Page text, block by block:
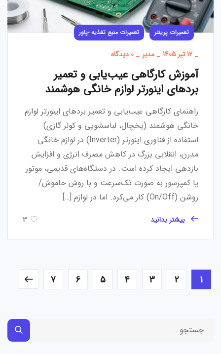
تعمیرات پرینتر تعمیرات منبع تغذیه -پاور
_ 12 تیر 1405 _ مدیر _ 0 دیدگاه
آموزش کارگاهی عیب‌یابی و تعمیر
بردهای اینورتر لوازم خانگی هوشمند
راهنمای کارگاهی عیب‌یابی و تعمیر بردهای اینورتر لوازم
خانگی هوشمند (یخچال، لباسشویی و کولر گازی)
استفاده از فناوری اینورتر (Inverter) در لوازم خانگی
مدرن، انقلابی بزرگ در کاهش مصرف انرژی و افزایش
بازدهی ایجاد کرده است. در دستگاه‌های قدیمی، موتور
یا کمپرسور به صورت تک‌سرعت و با روش خاموش/
روشن (On/Off) کار می‌کرد. اما در لوازم […]
بیشتر بدانید 3
1
2
3
4
5
6
7